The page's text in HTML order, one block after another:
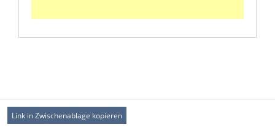
Link in Zwischenablage kopieren